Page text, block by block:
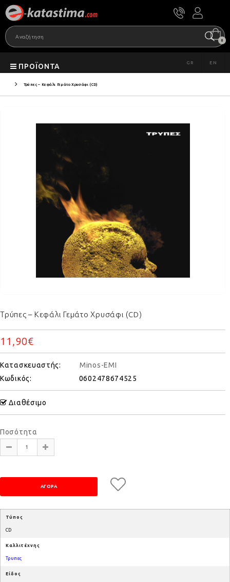
0
ΠΡΟΪΌΝΤΑ GR EN
Τρύπες – Κεφάλι Γεμάτο Χρυσάφι (CD)
Τρύπες – Κεφάλι Γεμάτο Χρυσάφι (CD)
11,90€
Κατασκευαστής:
Minos-EMI
Κωδικός:
0602478674525
Διαθέσιμο
Ποσότητα
Τύπος
CD
Καλλιτέχνης
Τρυπες
Είδος